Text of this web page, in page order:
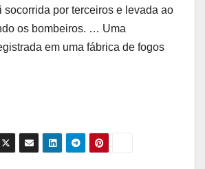
socorrida por terceiros e levada ao
os bombeiros. … Uma
em uma fábrica de fogos